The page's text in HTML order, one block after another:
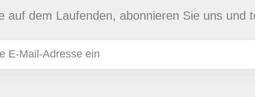
auf dem Laufenden, abonnieren Sie uns und